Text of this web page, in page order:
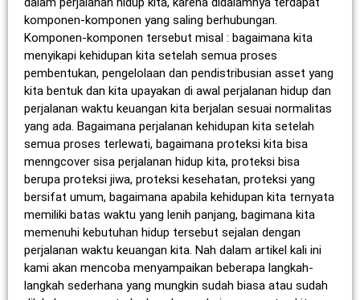
komponen-komponen yang saling berhubungan.
Komponen-komponen tersebut misal : bagaimana kita
menyikapi kehidupan kita setelah semua proses
pembentukan, pengelolaan dan pendistribusian asset yang
kita bentuk dan kita upayakan di awal perjalanan hidup dan
perjalanan waktu keuangan kita berjalan sesuai normalitas
yang ada. Bagaimana perjalanan kehidupan kita setelah
semua proses terlewati, bagaimana proteksi kita bisa
menngcover sisa perjalanan hidup kita, proteksi bisa
berupa proteksi jiwa, proteksi kesehatan, proteksi yang
bersifat umum, bagaimana apabila kehidupan kita ternyata
memiliki batas waktu yang lenih panjang, bagimana kita
memenuhi kebutuhan hidup tersebut sejalan dengan
perjalanan waktu keuangan kita. Nah dalam artikel kali ini
kami akan mencoba menyampaikan beberapa langkah-
langkah sederhana yang mungkin sudah biasa atau sudah